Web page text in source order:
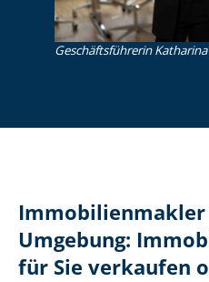
Ge­schäfts­füh­re­rin
Umgebung:
für Sie verkaufen